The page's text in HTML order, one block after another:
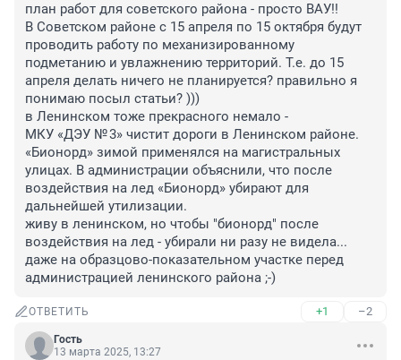
план работ для советского района - просто ВАУ!!
В Советском районе с 15 апреля по 15 октября будут
проводить работу по механизированному
подметанию и увлажнению территорий. Т.е. до 15
апреля делать ничего не планируется? правильно я
понимаю посыл статьи? )))
в Ленинском тоже прекрасного немало -
МКУ «ДЭУ № 3» чистит дороги в Ленинском районе.
«Бионорд» зимой применялся на магистральных
улицах. В администрации объяснили, что после
воздействия на лед «Бионорд» убирают для
дальнейшей утилизации.
живу в ленинском, но чтобы "бионорд" после
воздействия на лед - убирали ни разу не видела...
даже на образцово-показательном участке перед
администрацией ленинского района ;-)
ОТВЕТИТЬ +1 –2
Гость
13 марта 2025, 13:27